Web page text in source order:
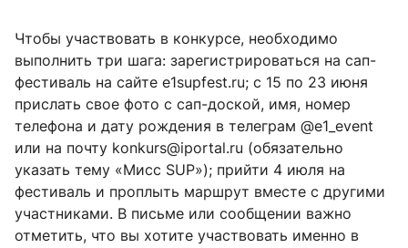
Чтобы участвовать в конкурсе, необходимо
выполнить три шага: зарегистрироваться на сап-
фестиваль на сайте e1supfest.ru; с 15 по 23 июня
прислать свое фото с сап-доской, имя, номер
телефона и дату рождения в телеграм @e1_event
или на почту konkurs@iportal.ru (обязательно
указать тему «Мисс SUP»); прийти 4 июля на
фестиваль и проплыть маршрут вместе с другими
участниками. В письме или сообщении важно
отметить, что вы хотите участвовать именно в